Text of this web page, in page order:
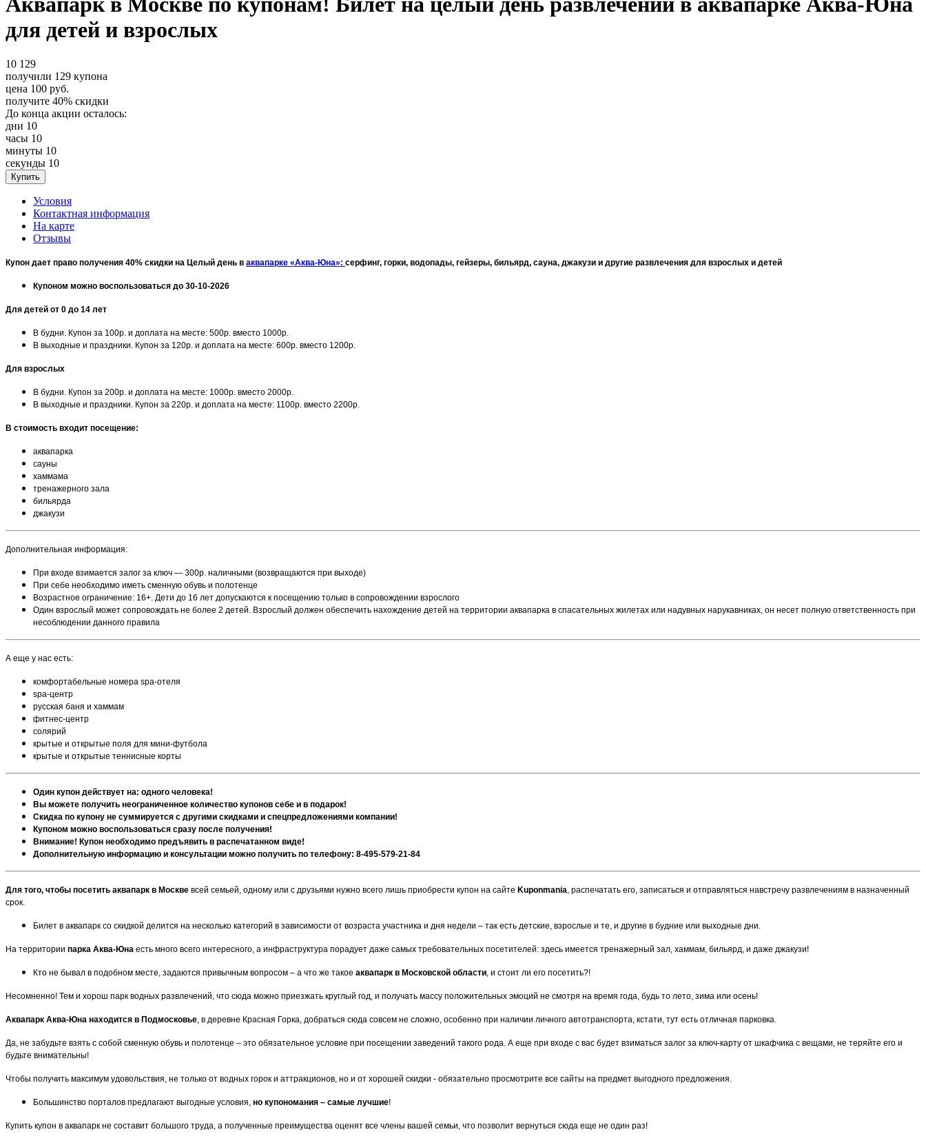
для детей и взрослых
10 129
получили 129 купона
цена 100 руб.
получите 40% скидки
До конца акции осталось:
дни 10
часы 10
минуты 10
секунды 10
Условия
Контактная информация
На карте
Отзывы
Купон дает право получения 40% скидки на Целый день в аквапарке «Аква-Юна»: серфинг, горки, водопады, гейзеры, бильярд, сауна, джакузи и другие развлечения для взрослых и детей
Купоном можно воспользоваться до 30-10-2026
Для детей от 0 до 14 лет
В будни. Купон за 100р. и доплата на месте: 500р. вместо 1000р.
В выходные и праздники. Купон за 120р. и доплата на месте: 600р. вместо 1200р.
Для взрослых
В будни. Купон за 200р. и доплата на месте: 1000р. вместо 2000р.
В выходные и праздники. Купон за 220р. и доплата на месте: 1100р. вместо 2200р.
В стоимость входит посещение:
аквапарка
сауны
хаммама
тренажерного зала
бильярда
джакузи
Дополнительная информация:
При входе взимается залог за ключ — 300р. наличными (возвращаются при выходе)
При себе необходимо иметь сменную обувь и полотенце
Возрастное ограничение: 16+. Дети до 16 лет допускаются к посещению только в сопровождении взрослого
Один взрослый может сопровождать не более 2 детей. Взрослый должен обеспечить нахождение детей на территории аквапарка в спасательных жилетах или надувных нарукавниках, он несет полную ответственность при
несоблюдении данного правила
А еще у нас есть:
комфортабельные номера spa-отеля
spa-центр
русская баня и хаммам
фитнес-центр
солярий
крытые и открытые поля для мини-футбола
крытые и открытые теннисные корты
Один купон действует на: одного человека!
Вы можете получить неограниченное количество купонов себе и в подарок!
Скидка по купону не суммируется с другими скидками и спецпредложениями компании!
Купоном можно воспользоваться сразу после получения!
Внимание! Купон необходимо предъявить в распечатанном виде!
Дополнительную информацию и консультации можно получить по телефону: 8-495-579-21-84
Для того, чтобы посетить аквапарк в Москве всей семьей, одному или с друзьями нужно всего лишь приобрести купон на сайте Kuponmania, распечатать его, записаться и отправляться навстречу развлечениям в назначенный
срок.
Билет в аквапарк со скидкой делится на несколько категорий в зависимости от возраста участника и дня недели – так есть детские, взрослые и те, и другие в будние или выходные дни.
На территории парка Аква-Юна есть много всего интересного, а инфраструктура порадует даже самых требовательных посетителей: здесь имеется тренажерный зал, хаммам, бильярд, и даже джакузи!
Кто не бывал в подобном месте, задаются привычным вопросом – а что же такое аквапарк в Московской области, и стоит ли его посетить?!
Несомненно! Тем и хорош парк водных развлечений, что сюда можно приезжать круглый год, и получать массу положительных эмоций не смотря на время года, будь то лето, зима или осень!
Аквапарк Аква-Юна находится в Подмосковье, в деревне Красная Горка, добраться сюда совсем не сложно, особенно при наличии личного автотранспорта, кстати, тут есть отличная парковка.
Да, не забудьте взять с собой сменную обувь и полотенце – это обязательное условие при посещении заведений такого рода. А еще при входе с вас будет взиматься залог за ключ-карту от шкафчика с вещами, не теряйте его и
будьте внимательны!
Чтобы получить максимум удовольствия, не только от водных горок и аттракционов, но и от хорошей скидки - обязательно просмотрите все сайты на предмет выгодного предложения.
Большинство порталов предлагают выгодные условия, но купономания – самые лучшие!
Купить купон в аквапарк не составит большого труда, а полученные преимущества оценят все члены вашей семьи, что позволит вернуться сюда еще не один раз!